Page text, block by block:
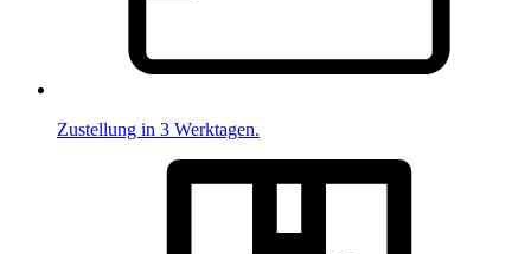
Zustellung in 3 Werktagen.